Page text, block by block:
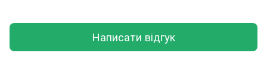
Написати відгук